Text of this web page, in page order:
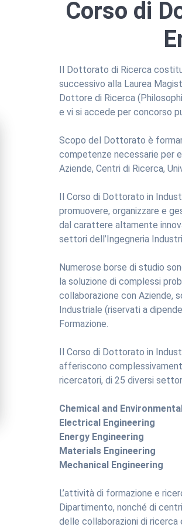
Corso di
Il Dottorato di Ricerca
successivo alla Laurea
Dottore di Ricerca
e vi si accede per concorso
Scopo del Dottorato è
competenze necessarie per
Aziende, Centri di Ricerca,
Il Corso di Dottorato in
promuovere, organizzare e
dal carattere altamente
settori dell’Ingegneria
Numerose borse di studio
la soluzione di complessi
collaborazione con Aziende,
Industriale (riservati a
Formazione.
Il Corso di Dottorato in
afferiscono
ricercatori, di 25 diversi
Chemical and
Electrical Engineering
Energy Engineering
Materials Engineering
Mechanical Engineering
L’attività di formazione e
Dipartimento, nonché di
delle collaborazioni di